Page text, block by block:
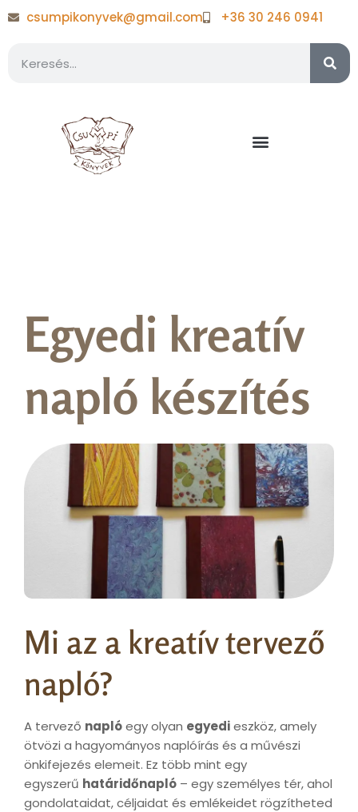
csumpikonyvek@gmail.com +36 30 246 0941
Egyedi kreatív
napló készítés
Mi az a kreatív tervező
napló?
A tervező naplóegy olyan egyedieszköz, amely
ötvözi a hagyományos naplóírás és a művészi
önkifejezés elemeit. Ez több mint egy
egyszerű határidőnapló – egy személyes tér, ahol
gondolataidat, céljaidat és emlékeidet rögzítheted